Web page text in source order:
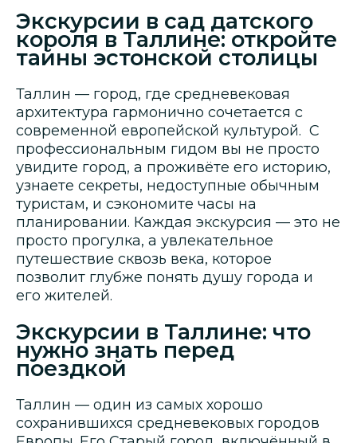
Экскурсии в сад датского
короля в Таллине: откройте
тайны эстонской столицы
Таллин — город, где средневековая
архитектура гармонично сочетается с
современной европейской культурой. С
профессиональным гидом вы не просто
увидите город, а проживёте его историю,
узнаете секреты, недоступные обычным
туристам, и сэкономите часы на
планировании. Каждая экскурсия — это не
просто прогулка, а увлекательное
путешествие сквозь века, которое
позволит глубже понять душу города и
его жителей.
Экскурсии в Таллине: что
нужно знать перед
поездкой
Таллин — один из самых хорошо
сохранившихся средневековых городов